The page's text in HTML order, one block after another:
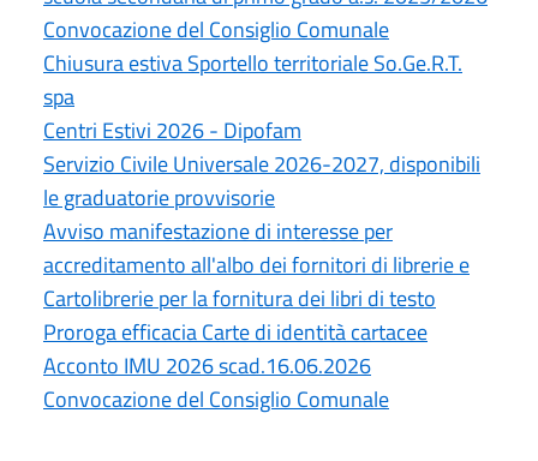
Convocazione del Consiglio Comunale
Chiusura estiva Sportello territoriale So.Ge.R.T.
spa
Centri Estivi 2026 - Dipofam
Servizio Civile Universale 2026-2027, disponibili
le graduatorie provvisorie
Avviso manifestazione di interesse per
accreditamento all'albo dei fornitori di librerie e
Cartolibrerie per la fornitura dei libri di testo
Proroga efficacia Carte di identità cartacee
Acconto IMU 2026 scad.16.06.2026
Convocazione del Consiglio Comunale